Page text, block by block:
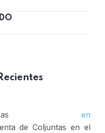
en
de Coljuntas en el